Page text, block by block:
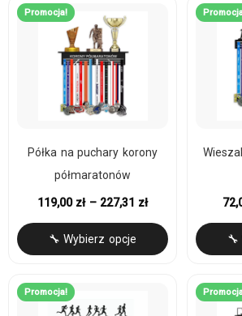
Promocja!
Półka na puchary korony
półmaratonów
119,00 zł – 227,31 zł
🔧 Wybierz opcje 🔧
Promocja!